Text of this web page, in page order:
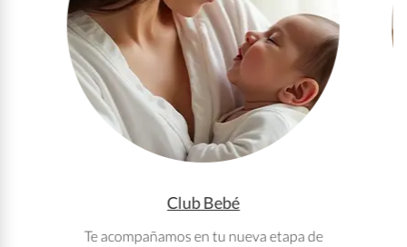
Club Bebé
Te acompañamos en tu nueva etapa de